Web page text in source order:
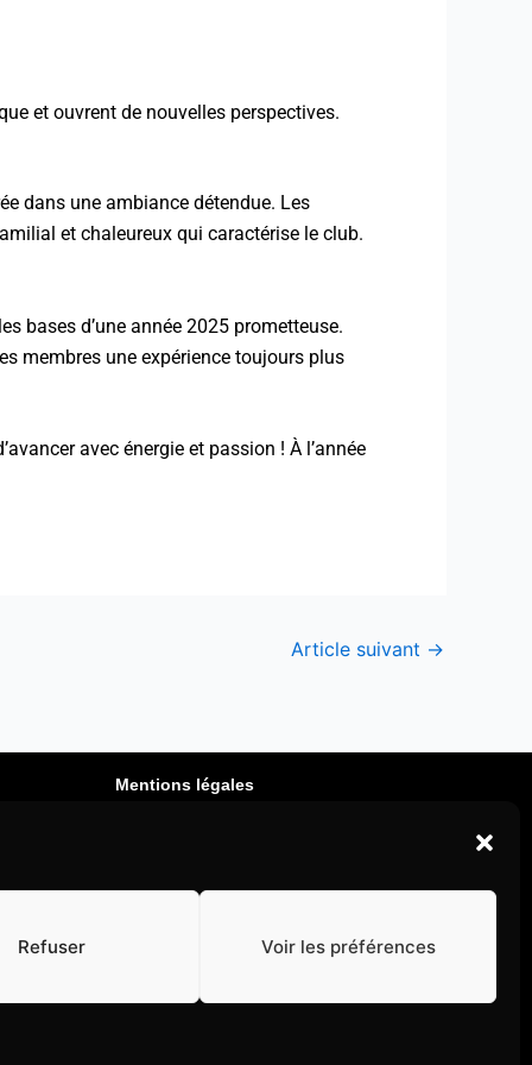
Refuser Voir les préférences
et ouvrent de nouvelles perspectives.
dans une ambiance détendue. Les
et chaleureux qui caractérise le club.
bases d’une année 2025 prometteuse.
membres une expérience toujours plus
avec énergie et passion ! À l’année
Article suivant →
Mentions légales